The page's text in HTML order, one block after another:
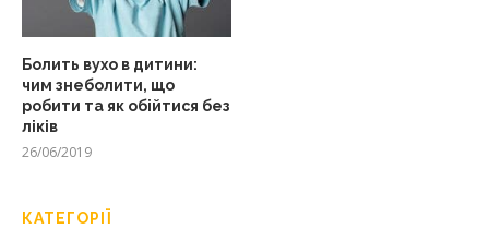
Болить вухо в дитини:
чим знеболити, що
робити та як обійтися без
ліків
26/06/2019
КАТЕГОРІЇ